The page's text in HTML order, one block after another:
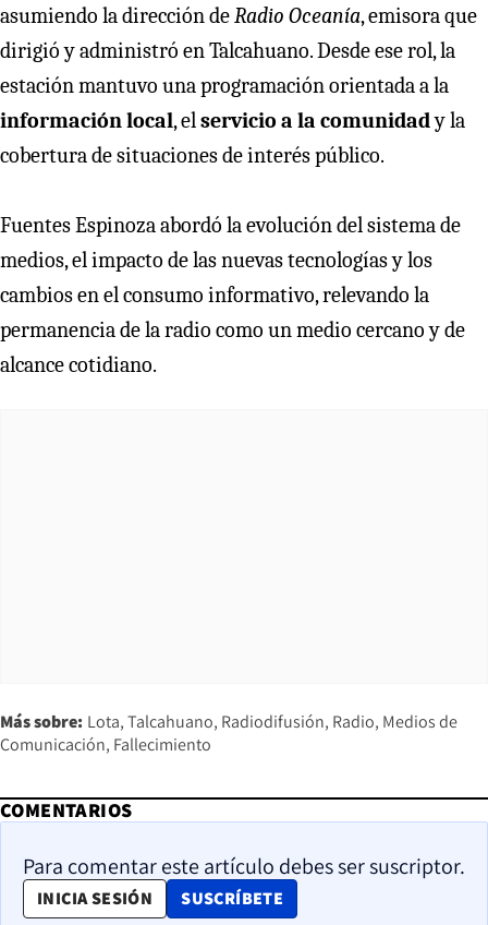
asumiendo la dirección deRadio Oceanía, emisora que
dirigió y administró en Talcahuano. Desde ese rol, la
estación mantuvo una programación orientada a la
información local, elservicio a la comunidady la
cobertura de situaciones de interés público.
Fuentes Espinoza abordó la evolución del sistema de
medios, el impacto de las nuevas tecnologías y los
cambios en el consumo informativo, relevando la
permanencia de la radio como un medio cercano y de
alcance cotidiano.
Más sobre: Lota Talcahuano Radiodifusión Radio Medios de
Comunicación Fallecimiento
COMENTARIOS
Para comentar este artículo debes ser suscriptor.
INICIA SESIÓN SUSCRÍBETE
OPENS IN NEW WINDOW